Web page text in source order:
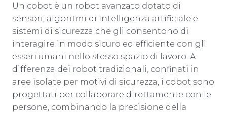
Un cobot è un robot avanzato dotato di
sensori, algoritmi di intelligenza artificiale e
sistemi di sicurezza che gli consentono di
interagire in modo sicuro ed efficiente con gli
esseri umani nello stesso spazio di lavoro. A
differenza dei robot tradizionali, confinati in
aree isolate per motivi di sicurezza, i cobot sono
progettati per collaborare direttamente con le
persone, combinando la precisione della